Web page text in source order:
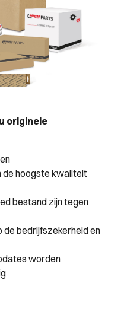
originele
de hoogste kwaliteit
bestand zijn tegen
bedrijfszekerheid en
worden